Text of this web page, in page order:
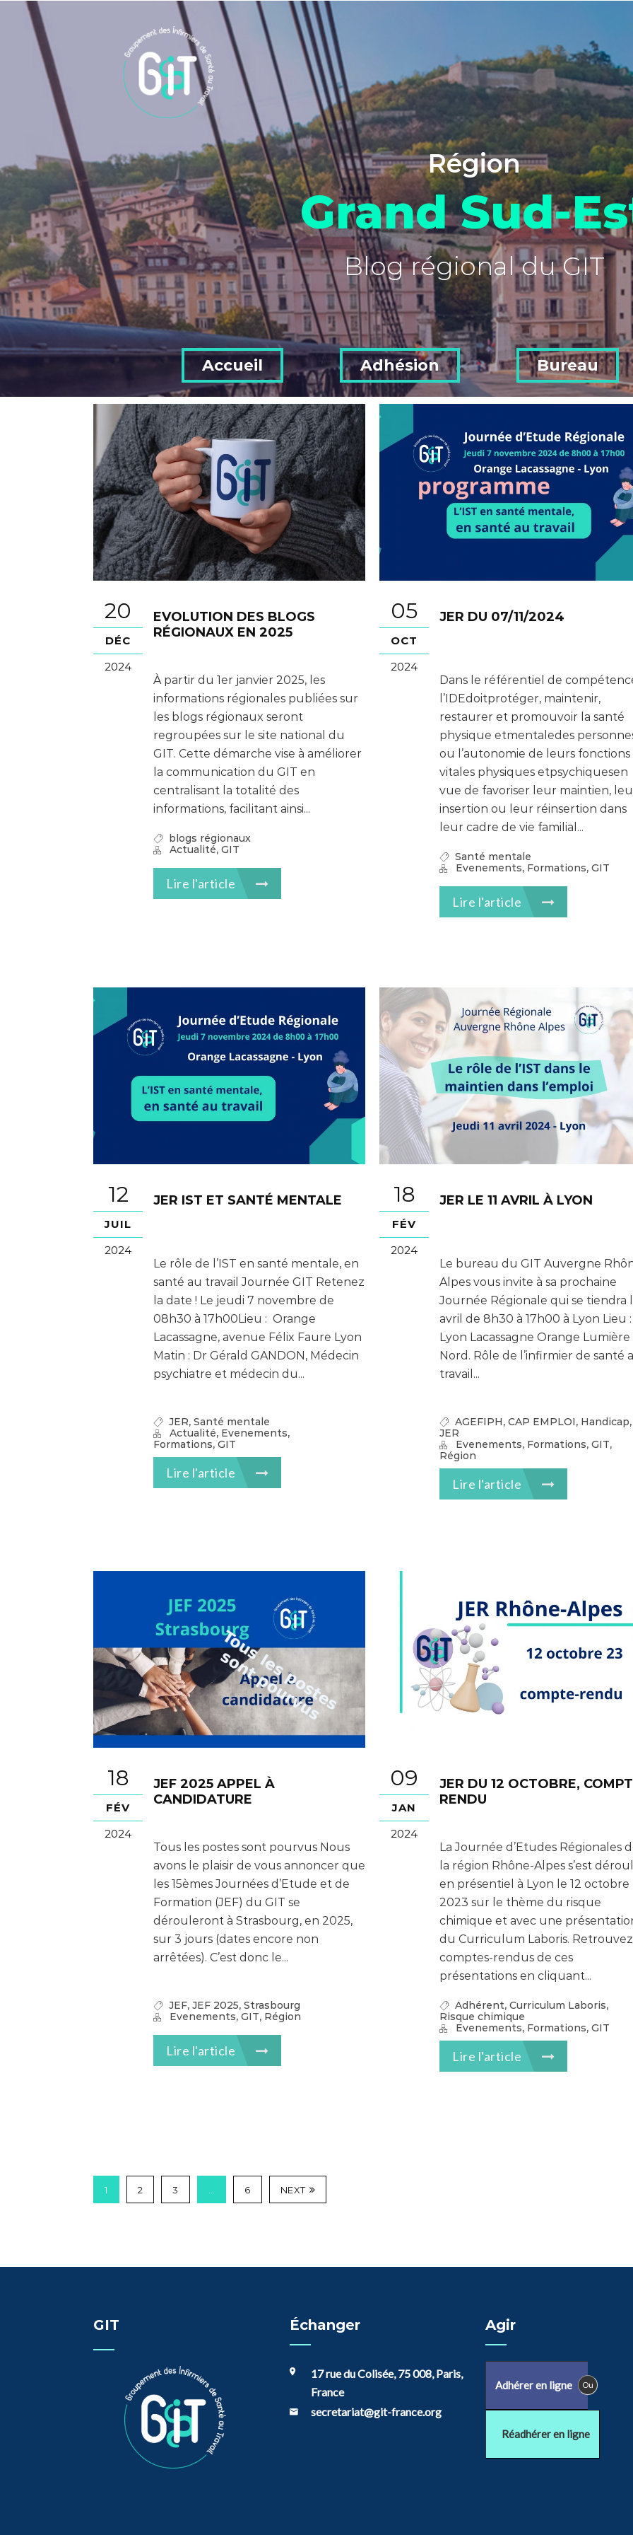
Région
Grand Sud-
Blog régional du GIT
Accueil Adhésion Bureau
20
DÉC
2024
EVOLUTION DES BLOGS
RÉGIONAUX EN 2025
À partir du 1er janvier 2025, les
informations régionales publiées sur
les blogs régionaux seront
regroupées sur le site national du
GIT. Cette démarche vise à améliorer
la communication du GIT en
centralisant la totalité des
informations, facilitant ainsi...
blogs régionaux
Actualité, GIT
Lire l'article
05
OCT
2024
JER DU 07/11/2024
Dans le référentiel de
l’IDEdoitprotéger, maintenir,
restaurer et promouvoir la santé
physique etmentaledes
ou l’autonomie de leurs fonctions
vitales physiques etpsychiquesen
vue de favoriser leur maintien,
insertion ou leur réinsertion dans
leur cadre de vie familial...
Santé mentale
Evenements, Formations, GIT
Lire l'article
12
JUIL
2024
JER IST ET SANTÉ MENTALE
Le rôle de l’IST en santé mentale, en
santé au travail Journée GIT Retenez
la date ! Le jeudi 7 novembre de
08h30 à 17h00Lieu : Orange
Lacassagne, avenue Félix Faure Lyon
Matin : Dr Gérald GANDON, Médecin
psychiatre et médecin du...
JER, Santé mentale
Actualité, Evenements,
Formations, GIT
Lire l'article
18
FÉV
2024
JER LE 11 AVRIL À LYON
Le bureau du GIT Auvergne
Alpes vous invite à sa prochaine
Journée Régionale qui se tiendra
avril de 8h30 à 17h00 à Lyon Lieu :
Lyon Lacassagne Orange Lumière
Nord. Rôle de l’infirmier de santé
travail...
AGEFIPH, CAP EMPLOI, Handicap,
JER
Evenements, Formations, GIT,
Région
Lire l'article
18
FÉV
2024
JEF 2025 APPEL À
CANDIDATURE
Tous les postes sont pourvus Nous
avons le plaisir de vous annoncer que
les 15èmes Journées d’Etude et de
Formation (JEF) du GIT se
dérouleront à Strasbourg, en 2025,
sur 3 jours (dates encore non
arrêtées). C’est donc le...
JEF, JEF 2025, Strasbourg
Evenements, GIT, Région
Lire l'article
09
JAN
2024
JER DU 12 OCTOBRE,
RENDU
La Journée d’Etudes Régionales
la région Rhône-Alpes s’est
en présentiel à Lyon le 12 octobre
2023 sur le thème du risque
chimique et avec une
du Curriculum Laboris.
comptes-rendus de ces
présentations en cliquant...
Adhérent, Curriculum Laboris,
Risque chimique
Evenements, Formations, GIT
Lire l'article
1 2 3 6 NEXT
GIT Échanger
17 rue du Colisée, 75 008, Paris,
France
secretariat@git-france.org
Agir
Adhérer en ligne Ou
Réadhérer en ligne